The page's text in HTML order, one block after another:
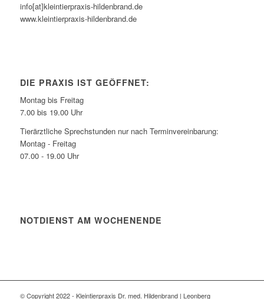
info[at]kleintierpraxis-hildenbrand.de
www.kleintierpraxis-hildenbrand.de
DIE PRAXIS IST GEÖFFNET:
Montag bis Freitag
7.00 bis 19.00 Uhr
Tierärztliche Sprechstunden nur nach Terminvereinbarung:
Montag - Freitag
07.00 - 19.00 Uhr
NOTDIENST AM WOCHENENDE
© Copyright 2022 - Kleintierpraxis Dr. med. Hildenbrand | Leonberg